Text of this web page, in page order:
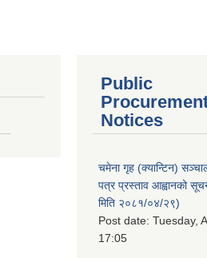
Public
Notices
चमेना गृह (क्यान्टिन)
पत्र प्रस्ताव आह्वानको
मिति २०८१/०४/२९)
Post date: Tuesday,
17:05